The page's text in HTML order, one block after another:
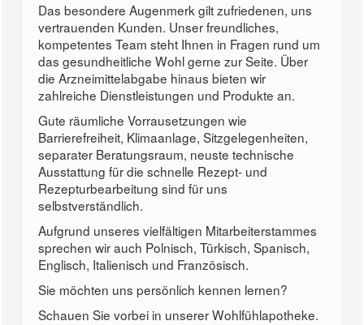
Das besondere Augenmerk gilt zufriedenen, uns
vertrauenden Kunden. Unser freundliches,
kompetentes Team steht Ihnen in Fragen rund um
das gesundheitliche Wohl gerne zur Seite. Über
die Arzneimittelabgabe hinaus bieten wir
zahlreiche Dienstleistungen und Produkte an.
Gute räumliche Vorrausetzungen wie
Barrierefreiheit, Klimaanlage, Sitzgelegenheiten,
separater Beratungsraum, neuste technische
Ausstattung für die schnelle Rezept- und
Rezepturbearbeitung sind für uns
selbstverständlich.
Aufgrund unseres vielfältigen Mitarbeiterstammes
sprechen wir auch Polnisch, Türkisch, Spanisch,
Englisch, Italienisch und Französisch.
Sie möchten uns persönlich kennen lernen?
Schauen Sie vorbei in unserer Wohlfühlapotheke.